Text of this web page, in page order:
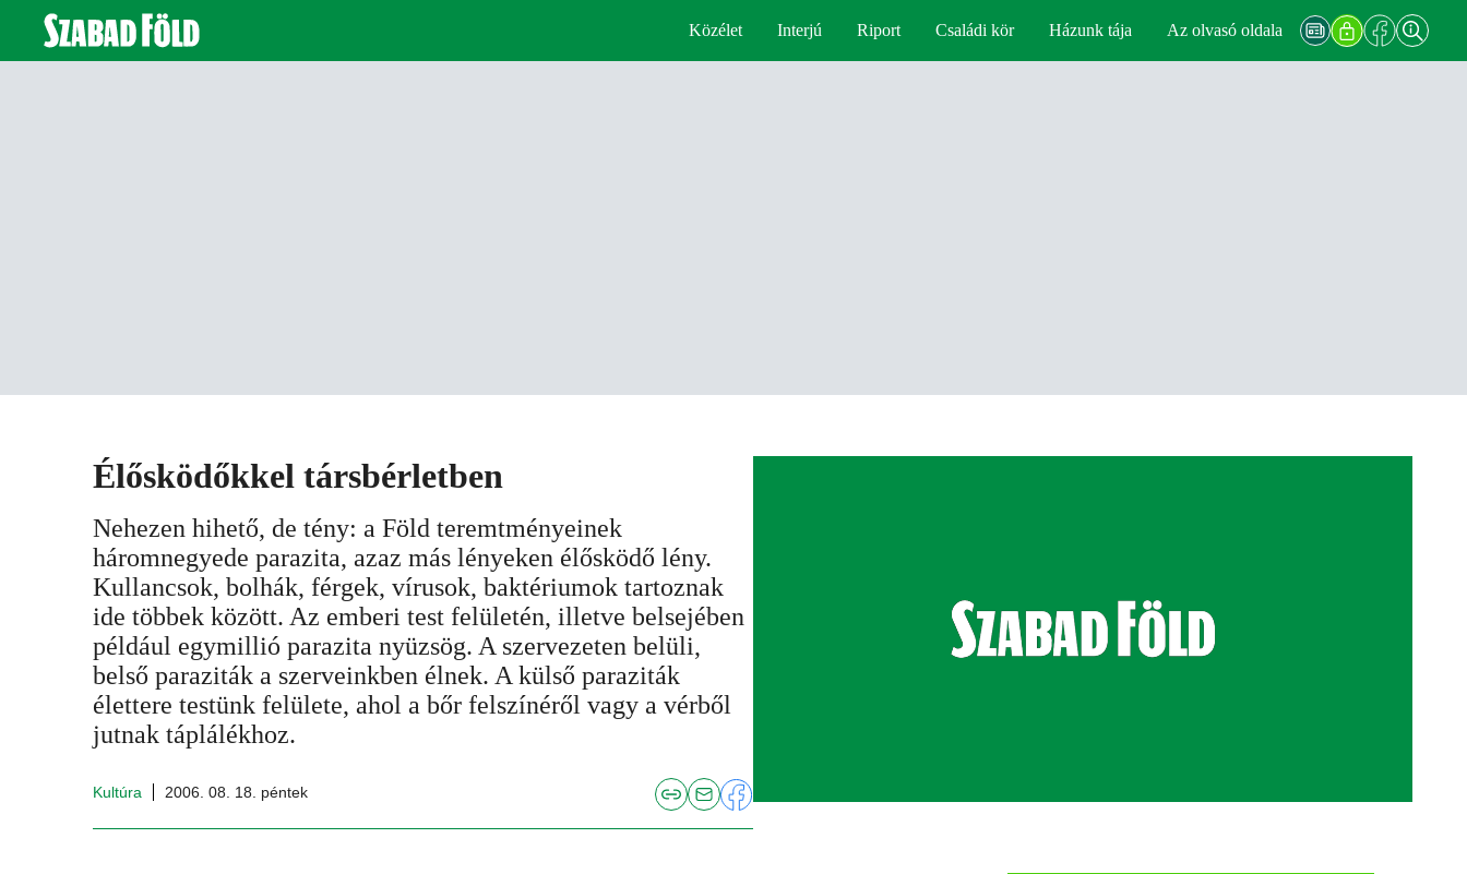
Közélet Interjú Riport Családi kör Házunk tája Az olvasó oldala
Élősködőkkel társbérletben
Nehezen hihető, de tény: a Föld teremtményeinek
háromnegyede parazita, azaz más lényeken élősködő lény.
Kullancsok, bolhák, férgek, vírusok, baktériumok tartoznak
ide többek között. Az emberi test felületén, illetve belsejében
például egymillió parazita nyüzsög. A szervezeten belüli,
belső paraziták a szerveinkben élnek. A külső paraziták
élettere testünk felülete, ahol a bőr felszínéről vagy a vérből
jutnak táplálékhoz.
Kultúra 2006. 08. 18. péntek